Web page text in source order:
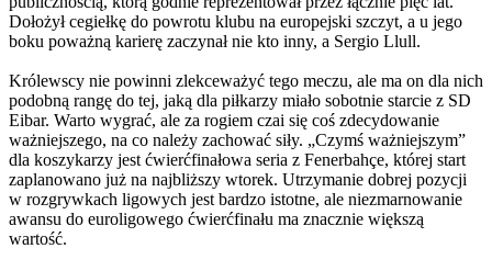
Dołożył cegiełkę do powrotu klubu na europejski szczyt, a u jego
boku poważną karierę zaczynał nie kto inny, a Sergio Llull.
Królewscy nie powinni zlekceważyć tego meczu, ale ma on dla nich
podobną rangę do tej, jaką dla piłkarzy miało sobotnie starcie z SD
Eibar. Warto wygrać, ale za rogiem czai się coś zdecydowanie
ważniejszego, na co należy zachować siły. „Czymś ważniejszym”
dla koszykarzy jest ćwierćfinałowa seria z Fenerbahçe, której start
zaplanowano już na najbliższy wtorek. Utrzymanie dobrej pozycji
w rozgrywkach ligowych jest bardzo istotne, ale niezmarnowanie
awansu do euroligowego ćwierćfinału ma znacznie większą
wartość.